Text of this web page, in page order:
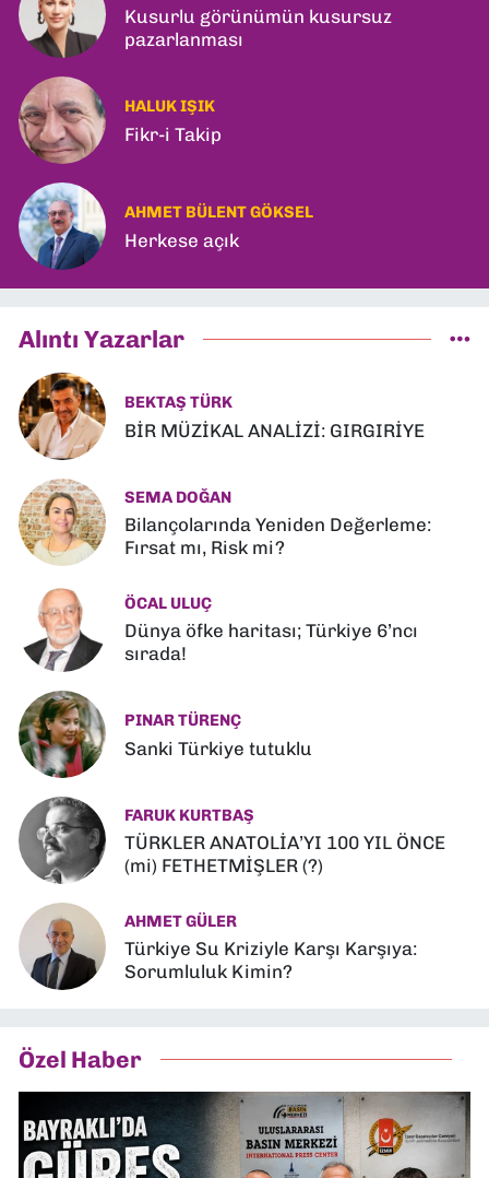
Kusurlu görünümün kusursuz
pazarlanması
HALUK IŞIK
Fikr-i Takip
AHMET BÜLENT GÖKSEL
Herkese açık
Alıntı Yazarlar
BEKTAŞ TÜRK
BİR MÜZİKAL ANALİZİ: GIRGIRİYE
SEMA DOĞAN
Bilançolarında Yeniden Değerleme:
Fırsat mı, Risk mi?
ÖCAL ULUÇ
Dünya öfke haritası; Türkiye 6’ncı
sırada!
PINAR TÜRENÇ
Sanki Türkiye tutuklu
FARUK KURTBAŞ
TÜRKLER ANATOLİA’YI 100 YIL ÖNCE
(mi) FETHETMİŞLER (?)
AHMET GÜLER
Türkiye Su Kriziyle Karşı Karşıya:
Sorumluluk Kimin?
Özel Haber